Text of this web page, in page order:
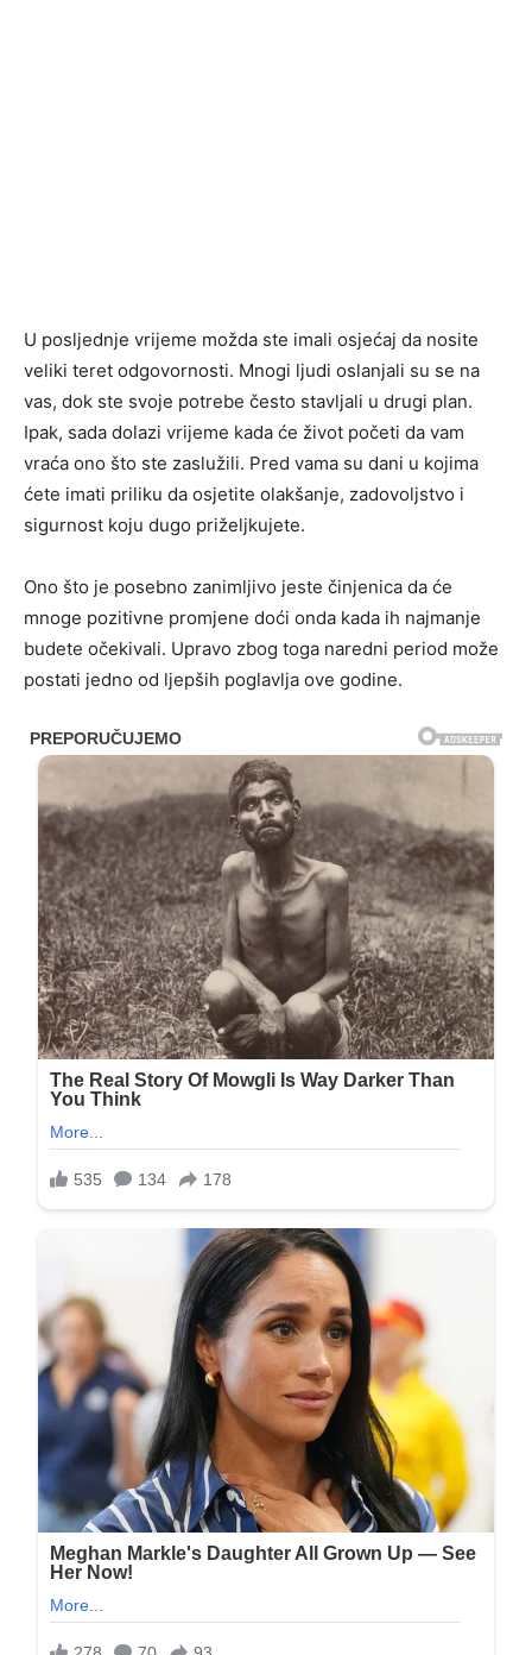
U posljednje vrijeme možda ste imali osjećaj da nosite
veliki teret odgovornosti. Mnogi ljudi oslanjali su se na
vas, dok ste svoje potrebe često stavljali u drugi plan.
Ipak, sada dolazi vrijeme kada će život početi da vam
vraća ono što ste zaslužili. Pred vama su dani u kojima
ćete imati priliku da osjetite olakšanje, zadovoljstvo i
sigurnost koju dugo priželjkujete.
Ono što je posebno zanimljivo jeste činjenica da će
mnoge pozitivne promjene doći onda kada ih najmanje
budete očekivali. Upravo zbog toga naredni period može
postati jedno od ljepših poglavlja ove godine.